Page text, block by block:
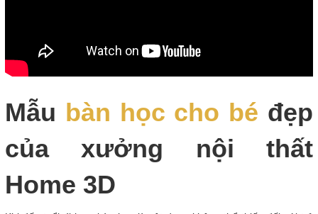
Mẫu bàn học cho bé đẹp
của xưởng nội thất
Home 3D